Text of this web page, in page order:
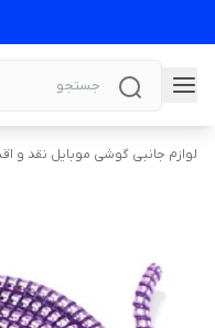
لوازم جانبی گوشی موبایل نقد و